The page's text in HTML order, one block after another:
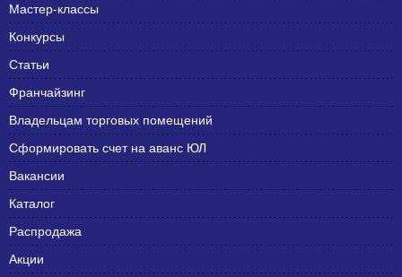
Мастер-классы
Конкурсы
Статьи
Франчайзинг
Владельцам торговых помещений
Сформировать счет на аванс ЮЛ
Вакансии
Каталог
Распродажа
Акции